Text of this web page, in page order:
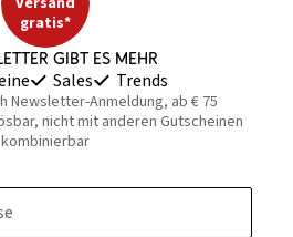
gratis*
gibt es mehr
Sales Trends
Newsletter-Anmeldung, ab € 75
nicht mit anderen Gutscheinen
kombinierbar